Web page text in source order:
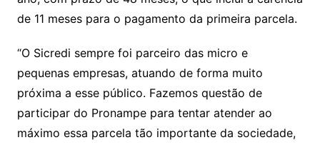
de 11 meses para o pagamento da primeira parcela.
“O Sicredi sempre foi parceiro das micro e
pequenas empresas, atuando de forma muito
próxima a esse público. Fazemos questão de
participar do Pronampe para tentar atender ao
máximo essa parcela tão importante da sociedade,